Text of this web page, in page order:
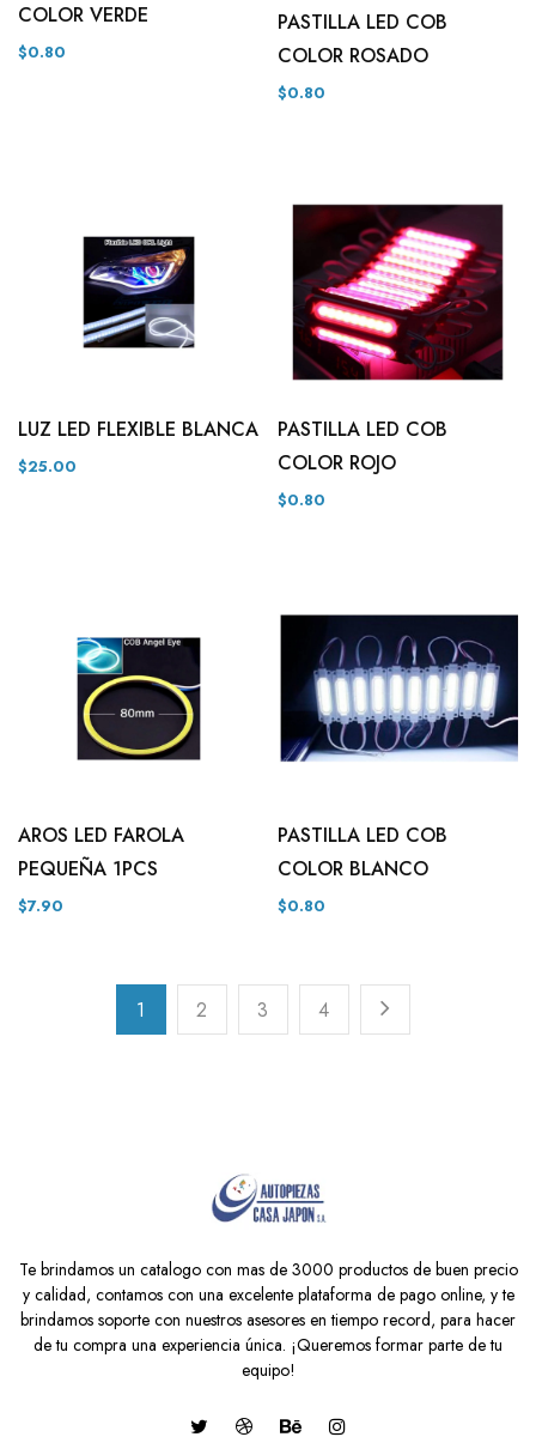
COLOR VERDE
$0.80
PASTILLA LED COB
COLOR ROSADO
$0.80
LUZ LED FLEXIBLE BLANCA
$25.00
PASTILLA LED COB
COLOR ROJO
$0.80
AROS LED FAROLA
PEQUEÑA 1PCS
$7.90
PASTILLA LED COB
COLOR BLANCO
$0.80
1 2 3 4
Te brindamos un catalogo con mas de 3000 productos de buen precio
y calidad, contamos con una excelente plataforma de pago online, y te
brindamos soporte con nuestros asesores en tiempo record, para hacer
de tu compra una experiencia única. ¡Queremos formar parte de tu
equipo!